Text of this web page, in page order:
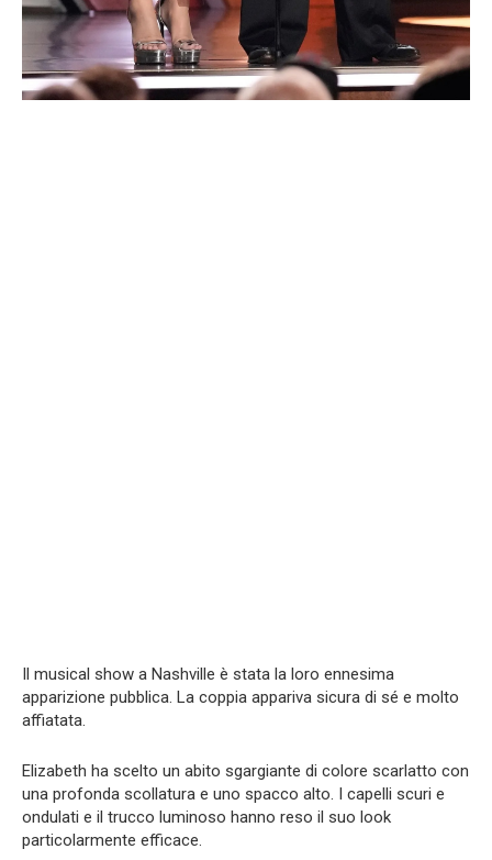
Il musical show a Nashville è stata la loro ennesima
apparizione pubblica. La coppia appariva sicura di sé e molto
affiatata.
Elizabeth ha scelto un abito sgargiante di colore scarlatto con
una profonda scollatura e uno spacco alto. I capelli scuri e
ondulati e il trucco luminoso hanno reso il suo look
particolarmente efficace.